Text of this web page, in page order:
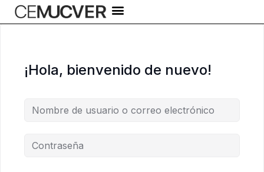
al
¡Hola, bienvenido de nuevo!